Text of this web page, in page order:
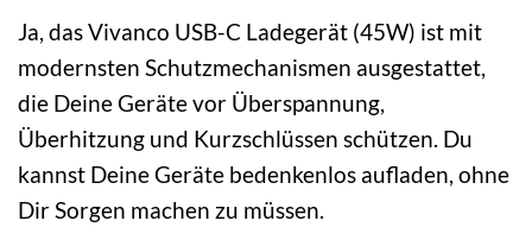
Ja, das Vivanco USB-C Ladegerät (45W) ist mit
modernsten Schutzmechanismen ausgestattet,
die Deine Geräte vor Überspannung,
Überhitzung und Kurzschlüssen schützen. Du
kannst Deine Geräte bedenkenlos aufladen, ohne
Dir Sorgen machen zu müssen.